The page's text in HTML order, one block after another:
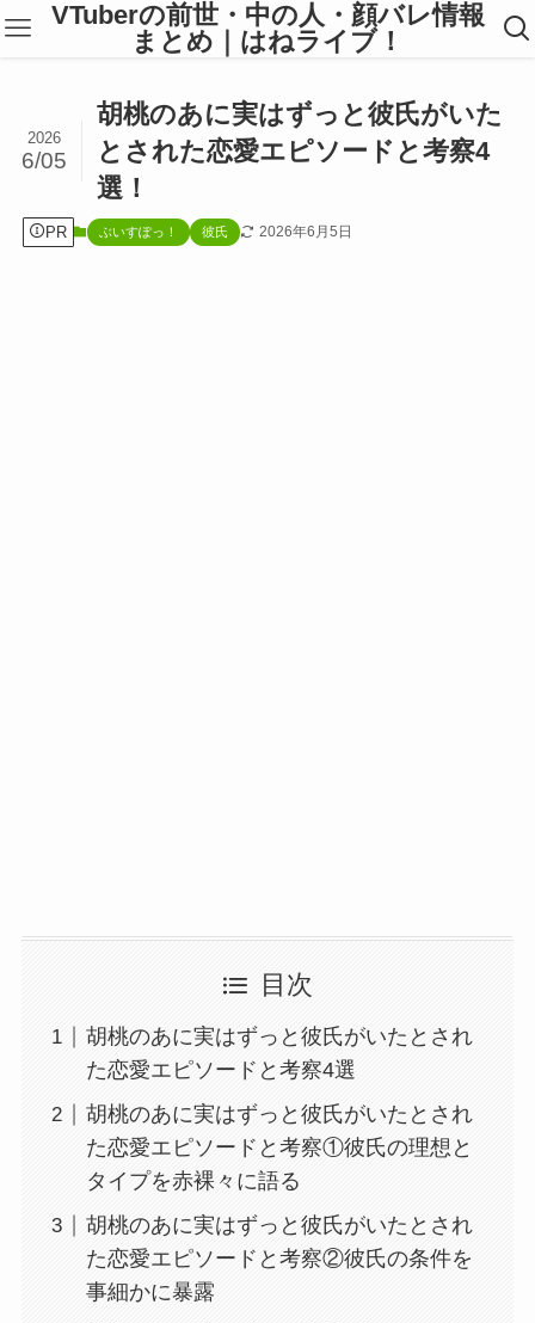
VTuberの前世・中の人・顔バレ情報
まとめ｜はねライブ！
胡桃のあに実はずっと彼氏がいた
とされた恋愛エピソードと考察4
選！
2026
6/05
PR ぶいすぽっ！ 彼氏 2026年6月5日
目次
胡桃のあに実はずっと彼氏がいたとされ
た恋愛エピソードと考察4選
胡桃のあに実はずっと彼氏がいたとされ
た恋愛エピソードと考察①彼氏の理想と
タイプを赤裸々に語る
胡桃のあに実はずっと彼氏がいたとされ
た恋愛エピソードと考察②彼氏の条件を
事細かに暴露